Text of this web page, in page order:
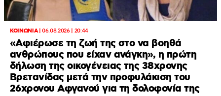
ΚΟΙΝΩΝΙΑ|06.08.2026 | 20:44
«Αφιέρωσε τη ζωή της στο να βοηθά
ανθρώπους που είχαν ανάγκη», η πρώτη
δήλωση της οικογένειας της 38χρονης
Βρετανίδας μετά την προφυλάκιση του
26χρονου Αφγανού για τη δολοφονία της